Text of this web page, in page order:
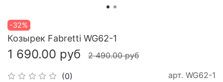
-32%
(0) арт. WG62-1
Козырек Fabretti WG62-1
1 690.00 руб 2 490.00 руб